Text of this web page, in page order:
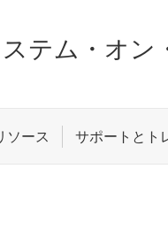
テム・オン